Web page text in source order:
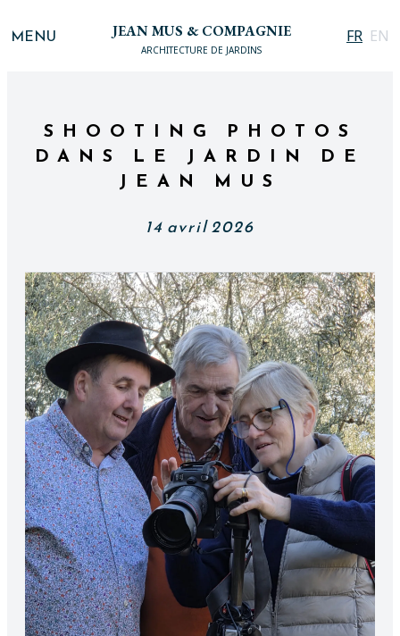
MENU JEAN MUS & COMPAGNIE
ARCHITECTURE DE JARDINS
FR EN
SHOOTING PHOTOS
DANS LE JARDIN DE
JEAN MUS
14 avril 2026